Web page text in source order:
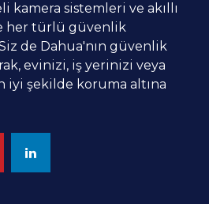
kamera sistemleri ve akıllı
her türlü güvenlik
Siz de Dahua'nın güvenlik
evinizi, iş yerinizi veya
iyi şekilde koruma altına